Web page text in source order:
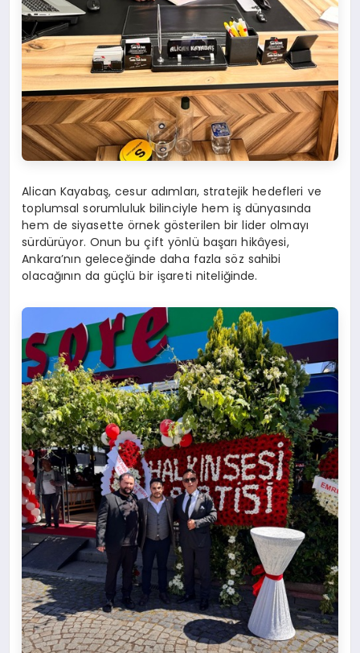
Alican Kayabaş, cesur adımları, stratejik hedefleri ve
toplumsal sorumluluk bilinciyle hem iş dünyasında
hem de siyasette örnek gösterilen bir lider olmayı
sürdürüyor. Onun bu çift yönlü başarı hikâyesi,
Ankara’nın geleceğinde daha fazla söz sahibi
olacağının da güçlü bir işareti niteliğinde.